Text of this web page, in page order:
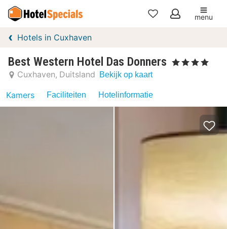
Mijn
menu
Hotels in Cuxhaven
Best Western Hotel Das Donners , 4 Sterren
Cuxhaven Duitsland Bekijk op kaart
Kamers Faciliteiten Hotelinformatie